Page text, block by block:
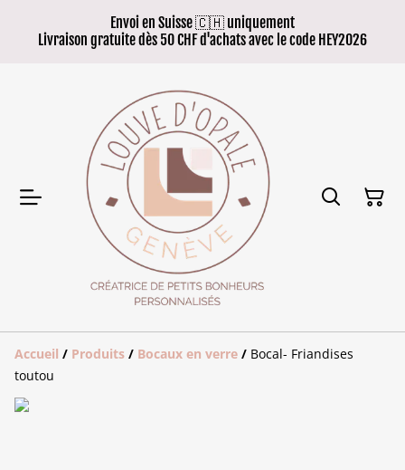
Envoi en Suisse 🇨🇭 uniquement
Livraison gratuite dès 50 CHF d'achats avec le code HEY2026
Accueil / Produits / Bocaux en verre / Bocal- Friandises
toutou